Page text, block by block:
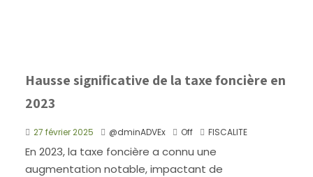
Hausse significative de la taxe foncière en
2023
27 février 2025 @dminADVEx Off FISCALITE
En 2023, la taxe foncière a connu une
augmentation notable, impactant de